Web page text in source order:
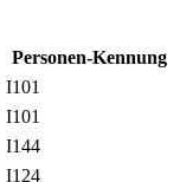
Personen-Kennung
I101
I101
I144
I124